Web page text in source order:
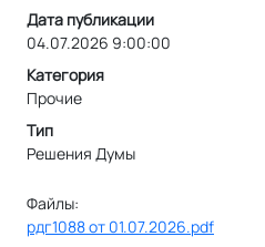
Дата публикации
04.07.2026 9:00:00
Категория
Прочие
Тип
Решения Думы
Файлы:
рдг1088 от 01.07.2026.pdf